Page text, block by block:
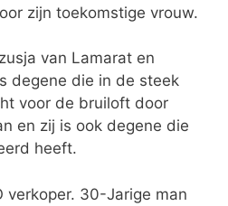
zijn toekomstige vrouw.
van Lamarat en
degene die in de steek
voor de bruiloft door
en zij is ook degene die
heeft.
verkoper. 30-Jarige man